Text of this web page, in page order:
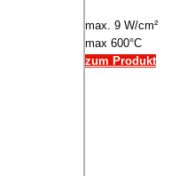
max. 9 W/cm²
max 600°C
zum Produkt